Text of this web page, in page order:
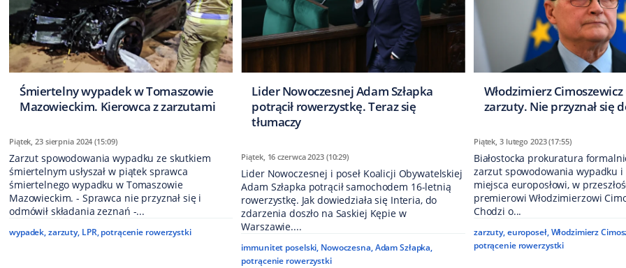
Śmiertelny wypadek w Tomaszowie
Mazowieckim. Kierowca z zarzutami
Piątek, 23 sierpnia 2024 (15:09)
Zarzut spowodowania wypadku ze skutkiem
śmiertelnym usłyszał w piątek sprawca
śmiertelnego wypadku w Tomaszowie
Mazowieckim. - Sprawca nie przyznał się i
odmówił składania zeznań -...
wypadek,zarzuty, LPR, potrącenie rowerzystki
Lider Nowoczesnej Adam Szłapka
potrącił rowerzystkę. Teraz się
tłumaczy
Piątek, 16 czerwca 2023 (10:29)
Lider Nowoczesnej i poseł Koalicji Obywatelskiej
Adam Szłapka potrącił samochodem 16-letnią
rowerzystkę. Jak dowiedziała się Interia, do
zdarzenia doszło na Saskiej Kępie w
Warszawie....
immunitet poselski, Nowoczesna,Adam Szłapka,
potrącenie rowerzystki
Włodzimierz Cimoszewicz
zarzuty. Nie przyznał się
Piątek, 3 lutego 2023 (17:55)
Białostocka prokuratura
zarzut spowodowania wypadku i
miejsca europosłowi, w
premierowi Włodzimierzowi
Chodzi o...
zarzuty,europoseł,Włodzimierz
potrącenie rowerzystki